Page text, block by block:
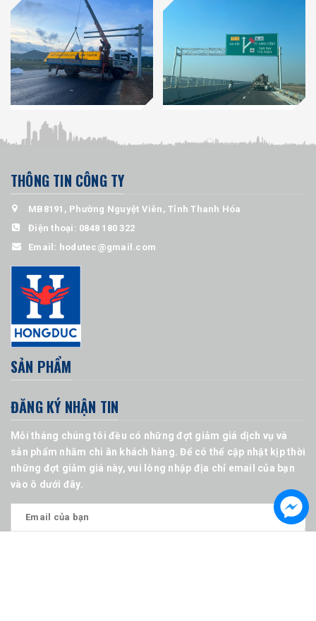
THÔNG TIN CÔNG TY
MB8191, Phường Nguyệt Viên, Tỉnh Thanh Hóa
Điện thoại: 0848 180 322
Email: hodutec@gmail.com
SẢN PHẨM
ĐĂNG KÝ NHẬN TIN
Mỗi tháng chúng tôi đều có những đợt giảm giá dịch vụ và
sản phẩm nhằm chi ân khách hàng. Để có thể cập nhật kịp thời
những đợt giảm giá này, vui lòng nhập địa chỉ email của bạn
vào ô dưới đây.